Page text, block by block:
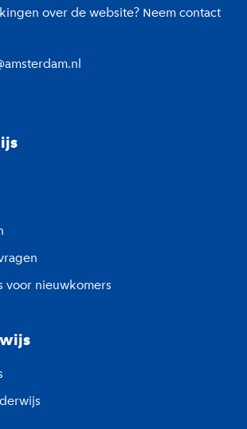
over de website? Neem contact
voor nieuwkomers